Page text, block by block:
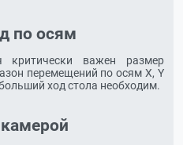
по осям
критически важен размер
перемещений по осям X, Y
ход стола необходим.